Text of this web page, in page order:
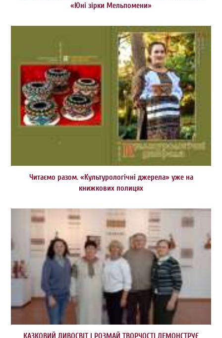
«Юні зірки Мельпомени»
Читаємо разом. «Культурологічні джерела» уже на
книжкових полицях
КАЗКОВИЙ ДИВОСВІТ І РОЗМАЙ ТВОРЧОСТІ ДЕМОНСТРУЄ